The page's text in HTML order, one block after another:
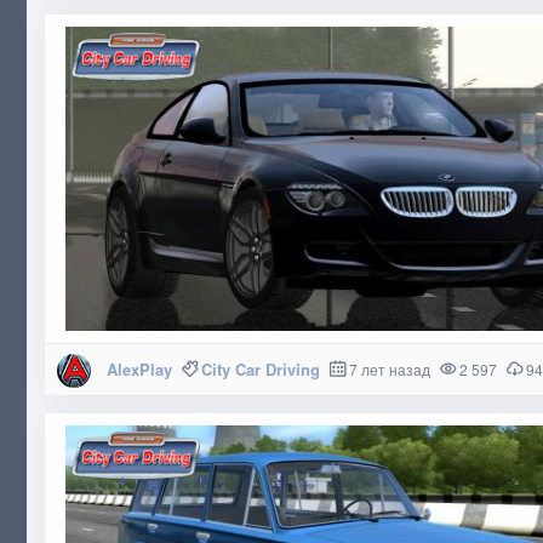
AlexPlay City Car Driving 7 лет назад 2 597